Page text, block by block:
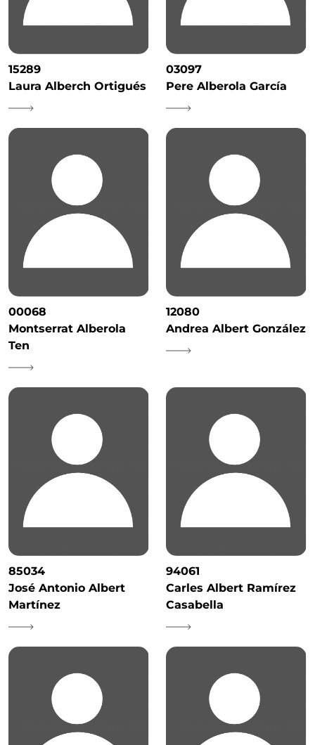
15289
Laura Alberch Ortigués
03097
Pere Alberola García
00068
Montserrat Alberola
Ten
12080
Andrea Albert González
85034
José Antonio Albert
Martínez
94061
Carles Albert Ramírez
Casabella